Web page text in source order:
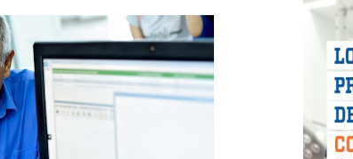
estuvieron relacionadas con el servicio móvil
usuarios de La Libertad fueron sobre el servicio
COMO DIPUTADO "POR LA PACIFICACIÓN DE
LA ACREDITACIÓN DEL PROGRAMA